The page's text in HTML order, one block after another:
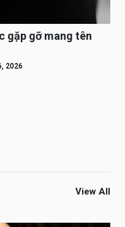
gặp gỡ mang tên
2026
View All